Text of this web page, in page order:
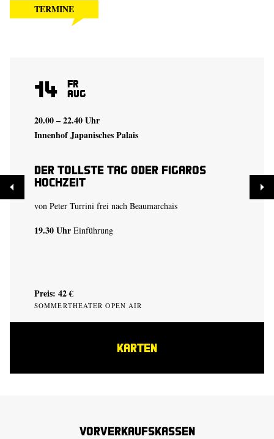
TERMINE
14 Fr
Aug
20.00 – 22.40 Uhr
Innenhof Japanisches Palais
Der tollste Tag oder Figaros
Hochzeit
von Peter Turrini frei nach Beaumarchais
19.30 Uhr Einführung
Preis: 42 €
SOMMERTHEATER OPEN AIR
KARTEN
Vorverkaufskassen